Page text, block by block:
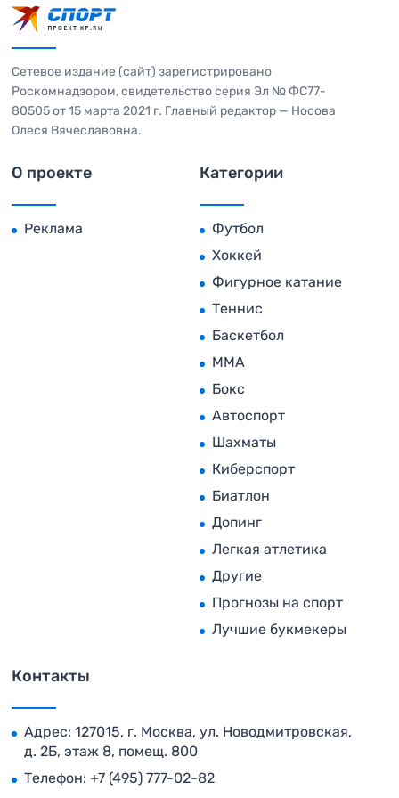
Сетевое издание (сайт) зарегистрировано
Роскомнадзором, свидетельство серия Эл № ФС77-
80505 от 15 марта 2021 г. Главный редактор — Носова
Олеся Вячеславовна.
О проекте
Реклама
Категории
Футбол
Хоккей
Фигурное катание
Теннис
Баскетбол
MMA
Бокс
Автоспорт
Шахматы
Киберспорт
Биатлон
Допинг
Легкая атлетика
Другие
Прогнозы на спорт
Лучшие букмекеры
Контакты
Адрес: 127015, г. Москва, ул. Новодмитровская,
д. 2Б, этаж 8, помещ. 800
Телефон: +7 (495) 777-02-82